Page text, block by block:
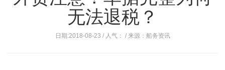
无法退税？
日期:2018-08-23 / 人气： / 来源：船务资讯